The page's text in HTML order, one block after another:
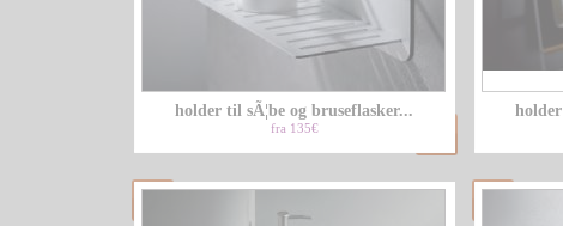
holder til sÃ¦be og bruseflasker...
fra 135€